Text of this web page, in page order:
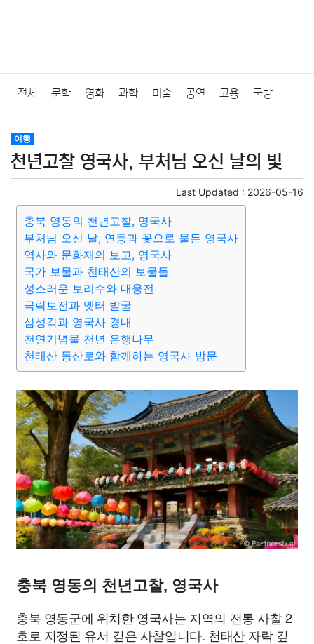
전체 문학 영화 과학 미술 공연 고용 국방
법률
질병 가요 방송 일상 주식 암호화폐 블록체인
결혼 육아 반려동물 패션 미용 증권 인테리어
요리 상품리뷰 원예 금융 게임 스포츠
대출 자동차 취미 여행
종교 사회 정치 건강
부동산 외국어 교육 교통 생활 기타
여행
천년고찰 영국사, 부처님 오신 날의 빛
Last Updated : 2026-05-16
충북 영동의 천년고찰, 영국사
부처님 오신 날, 연등과 꽃으로 물든 영국사
역사와 문화재의 보고, 영국사
국가 보물과 천태산의 보물들
성스러운 보리수와 대웅전
극락보전과 옛터 발굴
삼성각과 영국사 경내
천연기념물 천년 은행나무
천태산 등산로와 함께하는 영국사 방문
충북 영동의 천년고찰, 영국사
충북 영동군에 위치한 영국사는 지역의 전통 사찰 2
호로 지정된 유서 깊은 사찰입니다. 천태산 자락 깊